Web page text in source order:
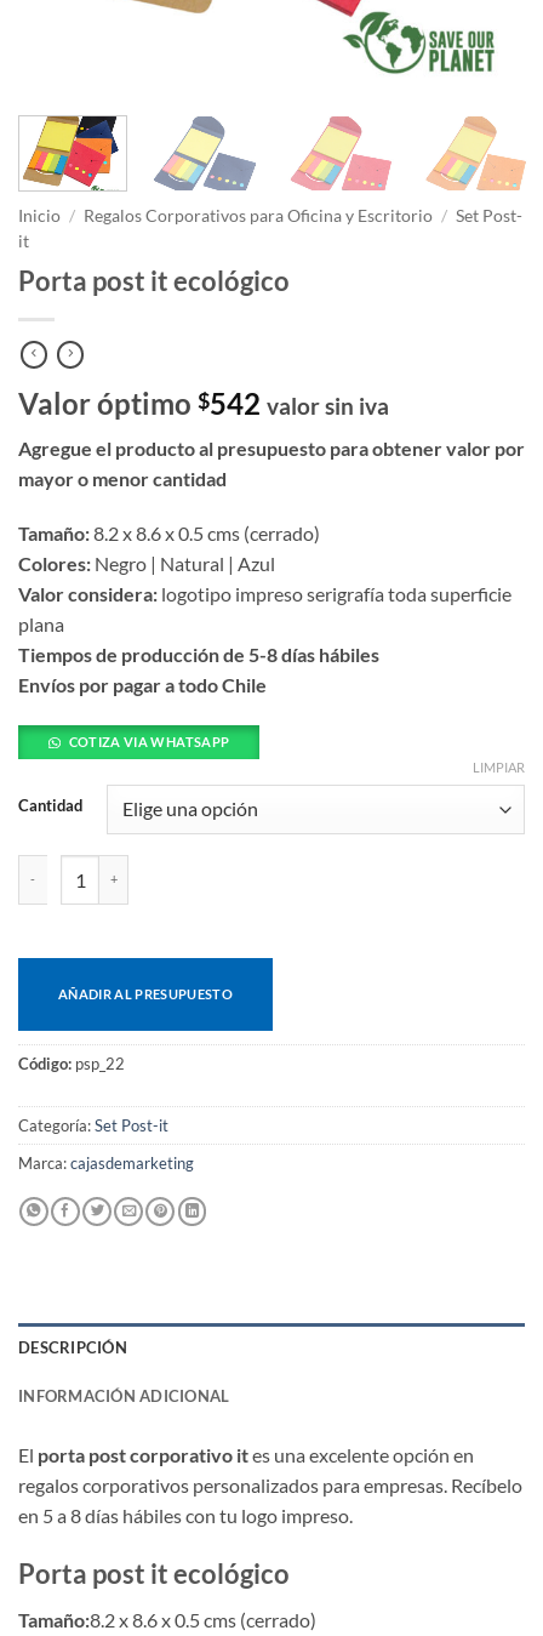
Inicio / Regalos Corporativos para Oficina y Escritorio / Set Post-
it
Porta post it ecológico
Valor óptimo $542 valor sin iva
Agregue el producto al presupuesto para obtener valor por
mayor o menor cantidad
Tamaño:8.2 x 8.6 x 0.5 cms (cerrado)
Colores: Negro | Natural | Azul
Valor considera: logotipo impreso serigrafía toda superficie
plana
Tiempos de producción de 5-8 días hábiles
Envíos por pagar a todo Chile
COTIZA VIA WHATSAPP
Cantidad
LIMPIAR
AÑADIR AL PRESUPUESTO
Código: psp_22
Categoría:Set Post-it
Marca:cajasdemarketing
DESCRIPCIÓN
INFORMACIÓN ADICIONAL
El porta post corporativo ites una excelente opción en
regalos corporativos personalizados para empresas. Recíbelo
en 5 a 8 días hábiles con tu logo impreso.
Porta post it ecológico
Tamaño:8.2 x 8.6 x 0.5 cms (cerrado)